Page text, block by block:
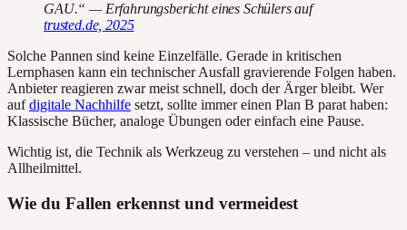
GAU.“ — Erfahrungsbericht eines Schülers auf
trusted.de, 2025
Solche Pannen sind keine Einzelfälle. Gerade in kritischen
Lernphasen kann ein technischer Ausfall gravierende Folgen haben.
Anbieter reagieren zwar meist schnell, doch der Ärger bleibt. Wer
aufdigitale Nachhilfe setzt, sollte immer einen Plan B parat haben:
Klassische Bücher, analoge Übungen oder einfach eine Pause.
Wichtig ist, die Technik als Werkzeug zu verstehen – und nicht als
Allheilmittel.
Wie du Fallen erkennst und vermeidest